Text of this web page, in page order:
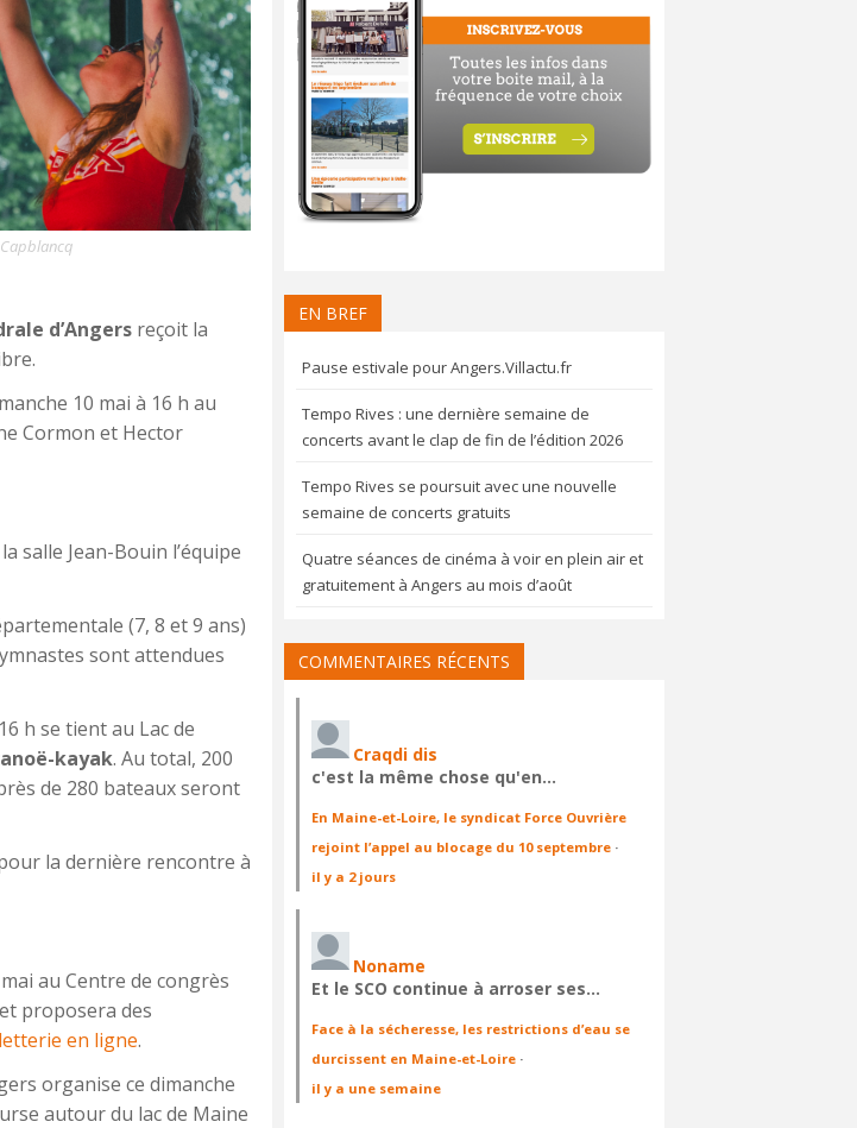
d’Angers reçoit la
10 mai à 16 h au
Cormon et Hector
salle Jean-Bouin l’équipe
(7, 8 et 9 ans)
sont attendues
h se tient au Lac de
kayak. Au total, 200
de 280 bateaux seront
la dernière rencontre à
au Centre de congrès
proposera des
en ligne.
organise ce dimanche
autour du lac de Maine
EN BREF
Pause estivale pour Angers.Villactu.fr
Tempo Rives : une dernière semaine de
concerts avant le clap de fin de l’édition 2026
Tempo Rives se poursuit avec une nouvelle
semaine de concerts gratuits
Quatre séances de cinéma à voir en plein air et
gratuitement à Angers au mois d’août
COMMENTAIRES RÉCENTS
Craqdi dis
c'est la même chose qu'en…
En Maine-et-Loire, le syndicat Force Ouvrière
rejoint l’appel au blocage du 10 septembre ·
il y a 2 jours
Noname
Et le SCO continue à arroser ses…
Face à la sécheresse, les restrictions d’eau se
durcissent en Maine-et-Loire ·
il y a une semaine